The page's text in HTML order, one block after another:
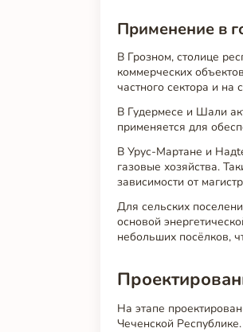
Применение в
В Грозном, столице
коммерческих
частного сектора и на
В Гудермесе и Шали
применяется для
В Урус-Мартане и
газовые хозяйства.
зависимости от
Для сельских
основой
небольших посёлков,
На этапе
Чеченской